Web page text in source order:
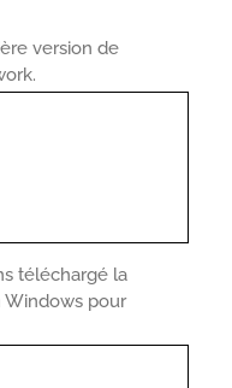
version de
téléchargé la
Windows pour